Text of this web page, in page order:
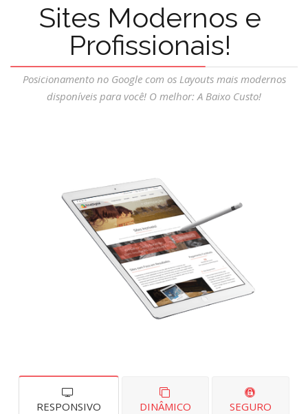
Sites Modernos e
Profissionais!
Posicionamento no Google com os Layouts mais modernos
disponíveis para você! O melhor: A Baixo Custo!
RESPONSIVO DINÂMICO SEGURO